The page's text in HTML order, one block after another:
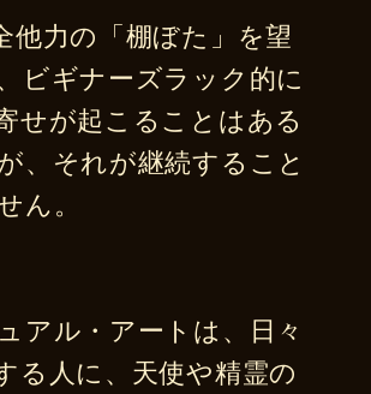
他力の「棚ぼた」を望
ビギナーズラック的に
せが起こることはある
、それが継続すること
ん。
アル・アートは、日々
る人に、天使や精霊の